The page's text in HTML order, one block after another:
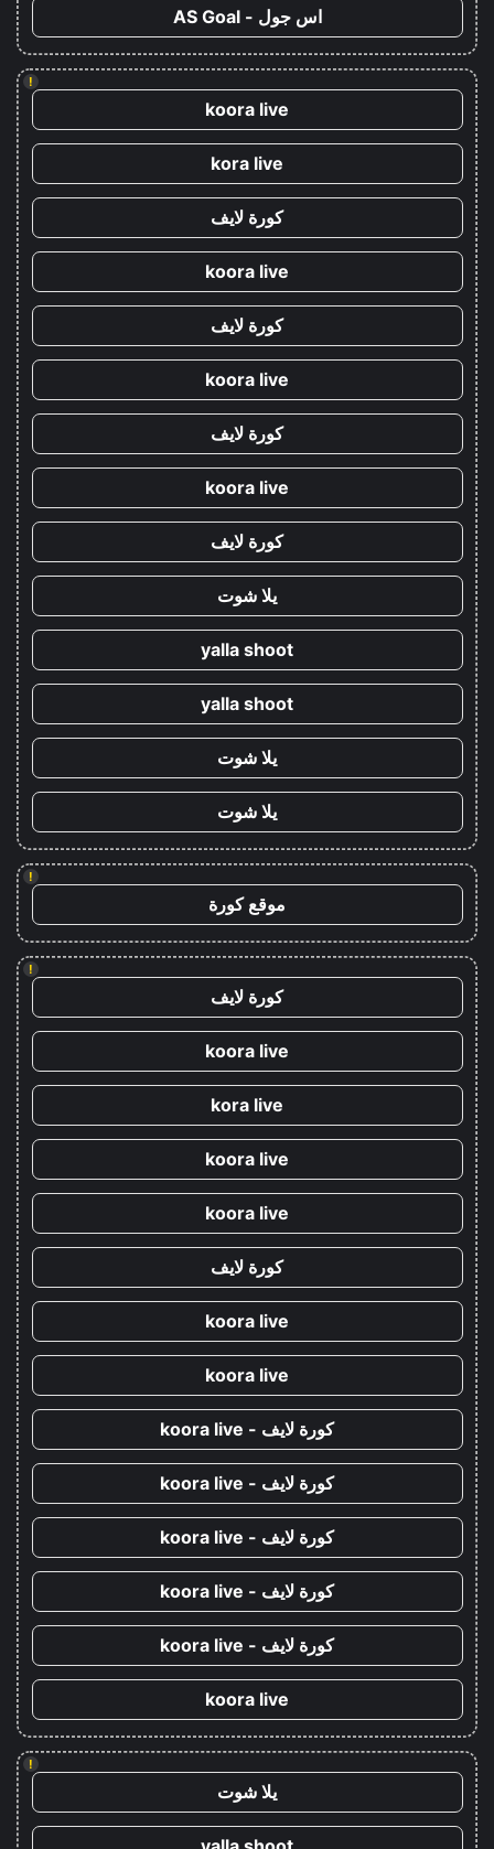
اس جول - AS Goal
!
koora live
kora live
كورة لايف
koora live
كورة لايف
koora live
كورة لايف
koora live
كورة لايف
يلا شوت
yalla shoot
yalla shoot
يلا شوت
يلا شوت
!
موقع كورة
!
كورة لايف
koora live
kora live
koora live
koora live
كورة لايف
koora live
koora live
كورة لايف - koora live
كورة لايف - koora live
كورة لايف - koora live
كورة لايف - koora live
كورة لايف - koora live
koora live
!
يلا شوت